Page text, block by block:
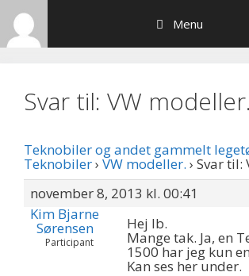
Hop
indhold
Menu
Svar til: VW modeller.
Teknobiler og andet gammelt
Teknobiler› VW modeller. › Svar til:
november 8, 2013 kl. 00:41
Kim Bjarne
Sørensen
Participant
Hej Ib.
Mange tak. Ja, en
1500 har jeg kun
Kan ses her under.